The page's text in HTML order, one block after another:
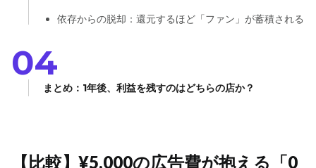
依存からの脱却：還元するほど「ファン」が蓄積される
04
まとめ：1年後、利益を残すのはどちらの店か？
【比較】¥5,000の広告費が抱える「0